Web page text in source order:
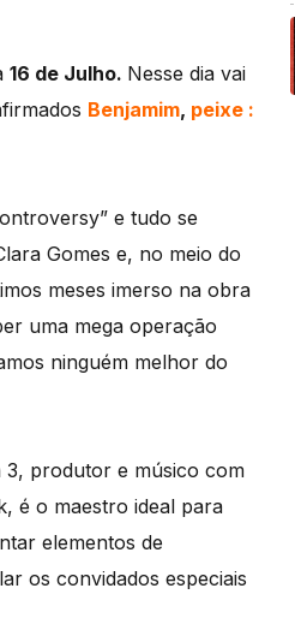
16 de Julho. Nesse dia vai
Benjamim, peixe :
e tudo se
Gomes e, no meio do
meses imerso na obra
uma mega operação
ninguém melhor do
3, produtor e músico com
é o maestro ideal para
elementos de
os convidados especiais